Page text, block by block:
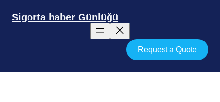
Sigorta haber Günlüğü
Request a Quote